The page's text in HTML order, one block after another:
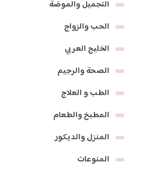
التجميل والموضة
الحب والزواج
الخليج العربي
الصحة والرجيم
الطب و العلاج
المطبخ والطعام
المنزل والديكور
المنوعات